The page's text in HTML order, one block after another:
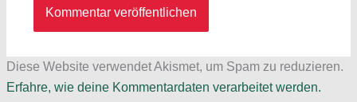
Diese Website verwendet Akismet, um Spam zu reduzieren.
Erfahre, wie deine Kommentardaten verarbeitet werden.